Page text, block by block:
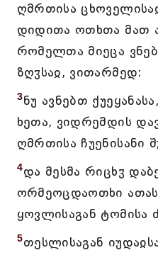
ღმრთისა
დიდითა ოთხთა მათ
რომელთა მიეცა
ზღჳსაჲ, ვითარმედ:
3ნუ ავნებთ
ხეთა, ვიდრემდის
ღმრთისა ჩუენისანი
4და მესმა რიცხჳ
ორმეოცდაოთხი
ყოვლისაგან ტომისა
5თესლისაგან